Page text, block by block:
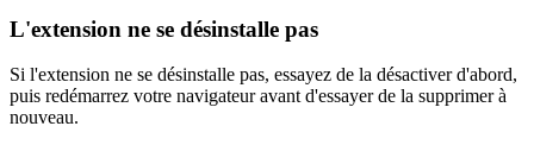
L'extension ne se désinstalle pas
Si l'extension ne se désinstalle pas, essayez de la désactiver d'abord,
puis redémarrez votre navigateur avant d'essayer de la supprimer à
nouveau.